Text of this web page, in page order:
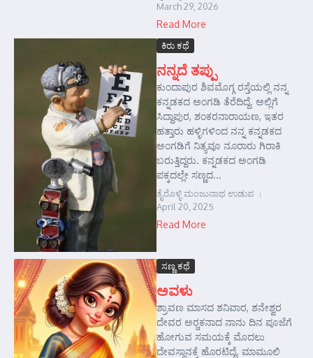
March 29, 2026
Read More
ಕಿರು ಕಥೆ
ನನ್ನದೆ ತಪ್ಪು
ಕುಂದಾಪುರ ಶಿವಮೊಗ್ಗ ರಸ್ತೆಯಲ್ಲಿ ನನ್ನ
ಕನ್ನಡಕದ ಅಂಗಡಿ ತೆರೆದಿದ್ದೆ. ಅಲ್ಲಿಗೆ
ಸಿದ್ದಾಪುರ, ಶಂಕರನಾರಾಯಣ, ಇತರ
ಹತ್ತಾರು ಹಳ್ಳಿಗಳಿಂದ ನನ್ನ ಕನ್ನಡಕದ
ಅಂಗಡಿಗೆ ನಿತ್ಯವೂ ನೂರಾರು ಗಿರಾಕಿ
ಬರುತ್ತಿದ್ದರು. ಕನ್ನಡಕದ ಅಂಗಡಿ
ಪಕ್ಕದಲ್ಲೇ ಸಣ್ಣದ...
ತೈರೊಳ್ಳಿ ಮಂಜುನಾಥ ಉಡುಪ
April 20, 2025
Read More
ಸಣ್ಣ ಕಥೆ
ಅವಳು
ಶ್ರಾವಣ ಮಾಸದ ಶನಿವಾರ, ಶನೇಶ್ವರ
ದೇವರ ಅರ್‍ಚಕನಾದ ನಾನು ದಿನ ಪೂಜೆಗೆ
ಹೋಗುವ ಸಮಯಕ್ಕೆ ಮೊದಲು
ದೇವಸ್ಥಾನಕ್ಕೆ ಹೊರಟಿದ್ದೆ. ಮಾಮೂಲಿ